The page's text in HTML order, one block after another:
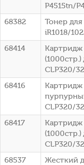
P4515tn/
68382
Тонер для
iR1018/
68414
Картридж
(1000стр.)
CLP320/
68416
Картридж
CLP320/
68417
Картридж
(1000стр.)
CLP320/
68537
Жесткий